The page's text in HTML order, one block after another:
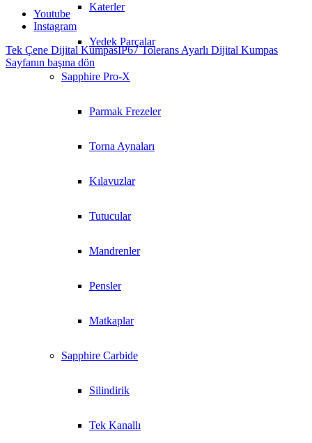
Katerler
Yedek Parçalar
Sapphire Pro-X
Parmak Frezeler
Torna Aynaları
Kılavuzlar
Tutucular
Mandrenler
Pensler
Matkaplar
Sapphire Carbide
Silindirik
Tek Kanallı
Youtube
Instagram
Tek Çene Dijital KumpasIP67 Tolerans Ayarlı Dijital Kumpas
Sayfanın başına dön